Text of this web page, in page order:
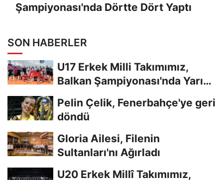
Şampiyonası'nda Dörtte Dört Yaptı
SON HABERLER
U17 Erkek Milli Takımımız,
Balkan Şampiyonası'nda Yarı
Pelin Çelik, Fenerbahçe'ye geri
döndü
Gloria Ailesi, Filenin
Sultanları'nı Ağırladı
U20 Erkek Millî Takımımız,